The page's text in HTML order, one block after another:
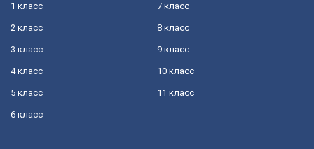
1 класс
2 класс
3 класс
4 класс
5 класс
6 класс
7 класс
8 класс
9 класс
10 класс
11 класс